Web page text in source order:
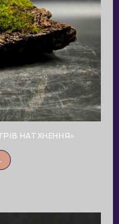
НАТХНЕННЯ»